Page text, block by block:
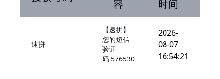
容
时间
速拼
【速拼】
您的短信
验证
码:576530
2026-
08-07
16:54:21